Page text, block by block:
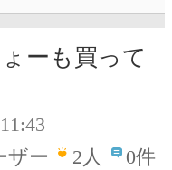
ーも買って
ザー
2人 0件